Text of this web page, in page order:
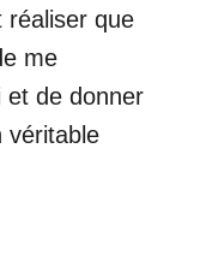
réaliser que
me
et de donner
véritable